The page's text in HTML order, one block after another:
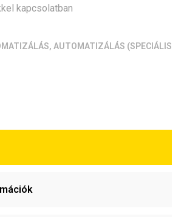
kapcsolatban
, AUTOMATIZÁLÁS (SPECIÁLIS